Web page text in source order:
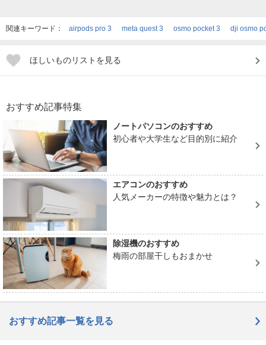
関連キーワード： airpods pro 3 meta quest 3 osmo pocket 3 dji osmo
ほしいものリストを見る
おすすめ記事特集
ノートパソコンのおすすめ
初心者や大学生など目的別に紹介
エアコンのおすすめ
人気メーカーの特徴や魅力とは？
除湿機のおすすめ
梅雨の部屋干しもおまかせ
おすすめ記事一覧を見る